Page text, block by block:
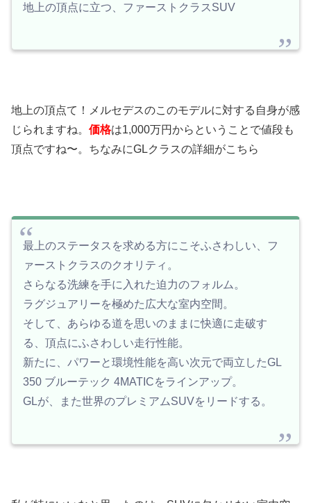
地上の頂点に立つ、ファーストクラスSUV
地上の頂点て！メルセデスのこのモデルに対する自身が感
じられますね。 価格は1,000万円からということで値段も
頂点ですね〜。ちなみにGLクラスの詳細がこちら
最上のステータスを求める方にこそふさわしい、フ
ァーストクラスのクオリティ。
さらなる洗練を手に入れた迫力のフォルム。
ラグジュアリーを極めた広大な室内空間。
そして、あらゆる道を思いのままに快適に走破す
る、頂点にふさわしい走行性能。
新たに、パワーと環境性能を高い次元で両立したGL
350 ブルーテック 4MATICをラインアップ。
GLが、また世界のプレミアムSUVをリードする。